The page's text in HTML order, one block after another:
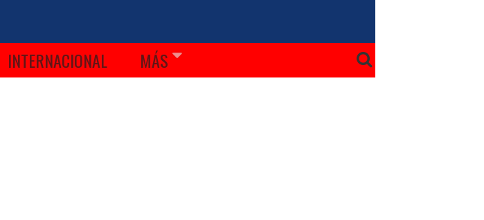
INTERNACIONAL MÁS